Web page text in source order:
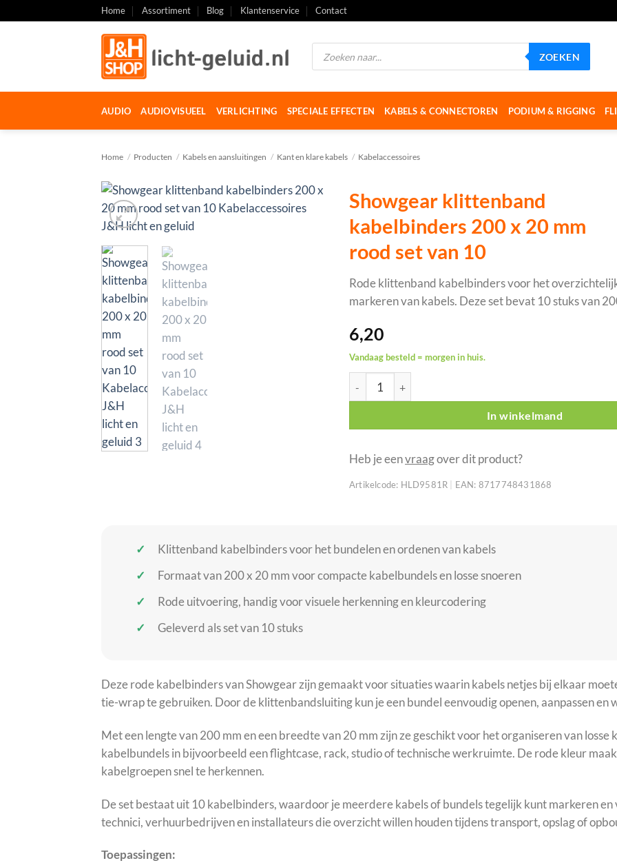
naar
Home Assortiment Blog Klantenservice Contact
Producten
zoeken
ZOEKEN
AUDIO AUDIOVISUEEL VERLICHTING SPECIALE EFFECTEN KABELS & CONNECTOREN PODIUM & RIGGING
Home / Producten / Kabels en aansluitingen / Kant en klare kabels / Kabelaccessoires
Showgear klittenband
kabelbinders 200 x 20 mm
rood set van 10
Rode klittenband kabelbinders voor het
markeren van kabels. Deze set bevat 10 stuks van
6,20
Vandaag besteld = morgen in huis.
Showgear klittenband kabelbinders 200 x 20 mm rood
In winkelmand
Heb je eenvraagover dit product?
Artikelcode: HLD9581R EAN: 8717748431868
Klittenband kabelbinders voor het bundelen en ordenen van kabels
Formaat van 200 x 20 mm voor compacte kabelbundels en losse snoeren
Rode uitvoering, handig voor visuele herkenning en kleurcodering
Geleverd als set van 10 stuks
Deze rode kabelbinders van Showgear zijn gemaakt voor situaties waarin kabels netjes bij elkaar
tie-wrap te gebruiken. Door de klittenbandsluiting kun je een bundel eenvoudig openen, aanpassen en
Met een lengte van 200 mm en een breedte van 20 mm zijn ze geschikt voor het organiseren van losse
kabelbundels in bijvoorbeeld een flightcase, rack, studio of technische werkruimte. De rode kleur
kabelgroepen snel te herkennen.
De set bestaat uit 10 kabelbinders, waardoor je meerdere kabels of bundels tegelijk kunt markeren
technici, verhuurbedrijven en installateurs die overzicht willen houden tijdens transport, opslag of
Toepassingen: